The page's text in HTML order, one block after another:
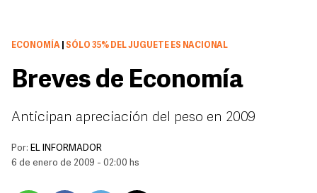
ECONOMÍA SÓLO 35% DEL JUGUETE ES NACIONAL
Breves de Economía
Anticipan apreciación del peso en 2009
Por: EL INFORMADOR
6 de enero de 2009 - 02:00 hs